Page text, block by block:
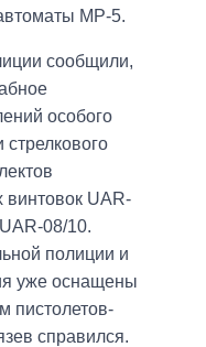
МР-5.
сообщили,
особого
винтовок UAR-
08/10.
полиции и
уже оснащены
пистолетов-
справился.